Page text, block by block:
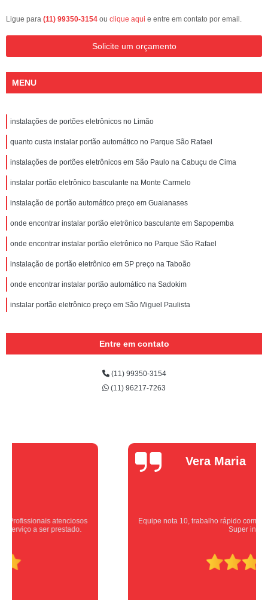
Ligue para (11) 99350-3154 ou clique aqui e entre em contato por email.
Solicite um orçamento
MENU
instalações de portões eletrônicos no Limão
quanto custa instalar portão automático no Parque São Rafael
instalações de portões eletrônicos em São Paulo na Cabuçu de Cima
instalar portão eletrônico basculante na Monte Carmelo
instalação de portão automático preço em Guaianases
onde encontrar instalar portão eletrônico basculante em Sapopemba
onde encontrar instalar portão eletrônico no Parque São Rafael
instalação de portão eletrônico em SP preço na Taboão
onde encontrar instalar portão automático na Sadokim
instalar portão eletrônico preço em São Miguel Paulista
Entre em contato
(11) 99350-3154
(11) 96217-7263
Equipe nota 10, trabalho rápido com excelência , super organizados.